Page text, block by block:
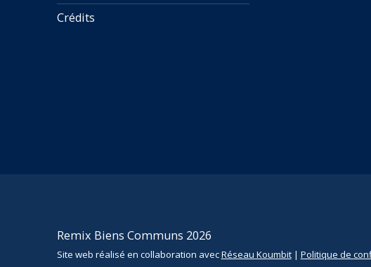
Crédits
Remix Biens Communs 2026
Site web réalisé en collaboration avecRéseau Koumbit| Politique de